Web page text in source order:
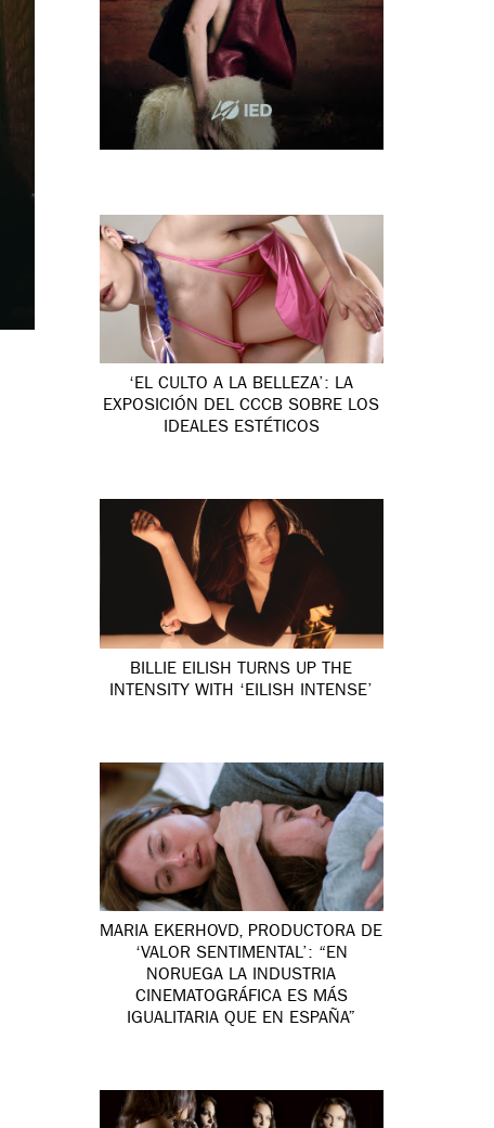
‘EL CULTO A LA BELLEZA’: LA
EXPOSICIÓN DEL CCCB SOBRE LOS
IDEALES ESTÉTICOS
BILLIE EILISH TURNS UP THE
INTENSITY WITH ‘EILISH INTENSE’
MARIA EKERHOVD, PRODUCTORA DE
‘VALOR SENTIMENTAL’: “EN
NORUEGA LA INDUSTRIA
CINEMATOGRÁFICA ES MÁS
IGUALITARIA QUE EN ESPAÑA”